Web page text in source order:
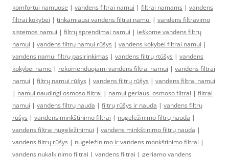
komfortui namuose | vandens filtrai namui | filtrai namams | vandens
filtrai kokybei | tinkamiausi vandens filtrai namui | vandens filtravimo
sistemos namui | filtrų sprendimai namui | ieškome vandens filtrų
namui | vandens filtrų namui rūšys | vandens kokybei filtrai namui |
vandens namui filtrų pasirinkimas | vandens filtrų rtūšys | vandens
kokybei name | rekomenduojami vandens filtrai namui | vandens filtrai
namui | filtrų namui rūšys | vandens filtrų rūšys | vandens filtrai namui
| namui naudingi osmoso filtrai | namui geriausi osmoso filtrai | filtrai
namui | vandens filtrų nauda | filtrų rūšys ir nauda | vandens filtrų
rūšys | vandens minkštinimo filtrai | nugeležinimo filtrų nauda |
vandens filtrai nugeležinimui | vandens minkštinimo filtrų nauda |
vandens filtrų rūšys | nugeležinimo ir vandens monkštinimo filtrai |
vandens nukalkinimo filtrai | vandens filtrai | geriamo vandens